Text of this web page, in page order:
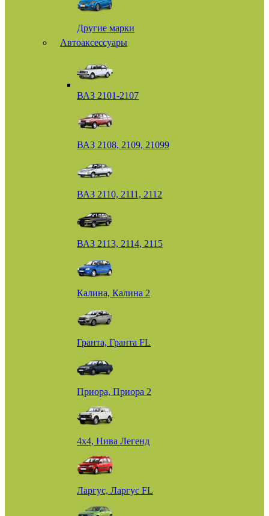
Другие марки
Автоаксессуары
ВАЗ 2101-2107
ВАЗ 2108, 2109, 21099
ВАЗ 2110, 2111, 2112
ВАЗ 2113, 2114, 2115
Калина, Калина 2
Гранта, Гранта FL
Приора, Приора 2
4х4, Нива Легенд
Ларгус, Ларгус FL